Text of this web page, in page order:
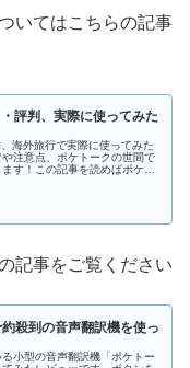
いてはこちらの記事
評判、実際に使ってみた
海外旅行で実際に使ってみた
注意点、ポケトークの世間で
す！この記事を読めばポケト
記事をご覧ください
約殺到の音声翻訳機を使っ
小型の音声翻訳機「ポケトー